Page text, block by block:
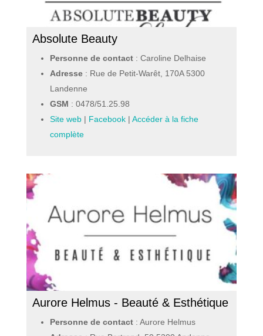
Absolute Beauty
Personne de contact: Caroline Delhaise
Adresse: Rue de Petit-Warêt, 170A 5300
Landenne
GSM : 0478/51.25.98
Site web| Facebook| Accéder à la fiche
complète
Aurore Helmus - Beauté & Esthétique
Personne de contact: Aurore Helmus